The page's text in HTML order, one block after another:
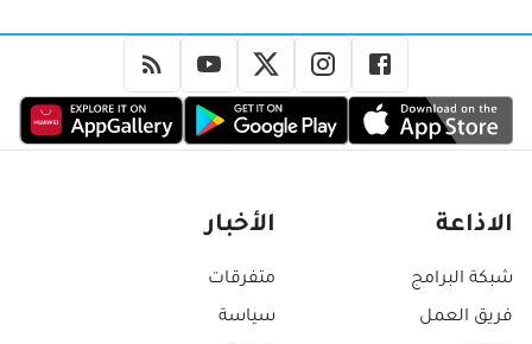
الاذاعة
شبكة البرامج
فريق العمل
الأخبار
متفرقات
سياسة